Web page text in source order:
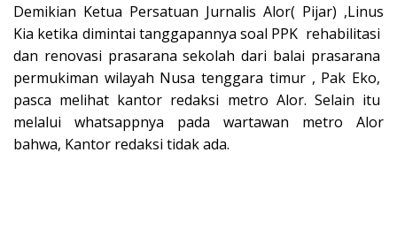
Demikian Ketua Persatuan Jurnalis Alor( Pijar) ,Linus
Kia ketika dimintai tanggapannya soal PPK rehabilitasi
dan renovasi prasarana sekolah dari balai prasarana
permukiman wilayah Nusa tenggara timur , Pak Eko,
pasca melihat kantor redaksi metro Alor. Selain itu
melalui whatsappnya pada wartawan metro Alor
bahwa, Kantor redaksi tidak ada.